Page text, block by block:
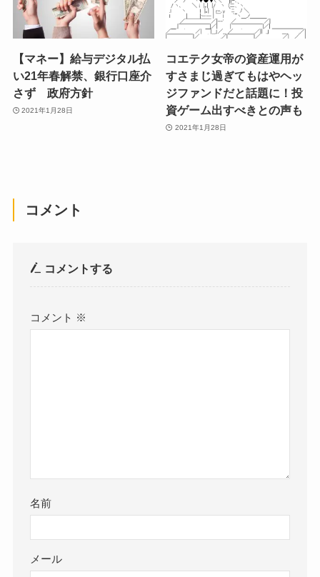
【マネー】給与デジタル払
い21年春解禁、銀行口座介
さず 政府方針
2021年1月28日
コエテク女帝の資産運用が
すさまじ過ぎてもはやヘッ
ジファンドだと話題に！投
資ゲーム出すべきとの声も
2021年1月28日
コメント
コメントする
コメント ※
名前
メール